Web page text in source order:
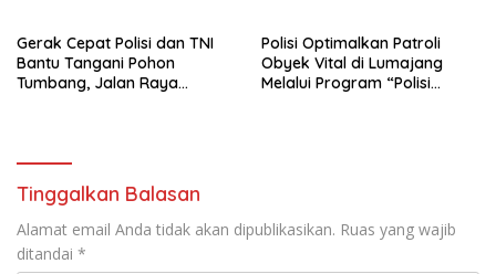
Gerak Cepat Polisi dan TNI
Bantu Tangani Pohon
Tumbang, Jalan Raya
Polisi Optimalkan Patroli
Obyek Vital di Lumajang
Melalui Program “Polisi
Tinggalkan Balasan
Alamat email Anda tidak akan dipublikasikan. Ruas yang wajib
ditandai *